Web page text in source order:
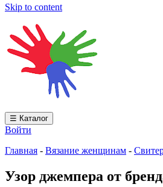
Skip to content
☰ Каталог
Войти
Главная - Вязание женщинам -
Узор джемпера от